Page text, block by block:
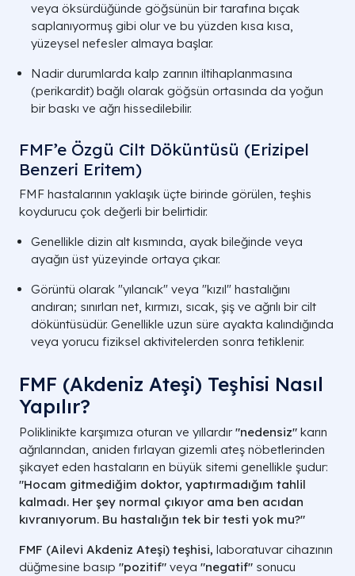
veya öksürdüğünde göğsünün bir tarafına bıçak
saplanıyormuş gibi olur ve bu yüzden kısa kısa,
yüzeysel nefesler almaya başlar.
Nadir durumlarda kalp zarının iltihaplanmasına
(perikardit) bağlı olarak göğsün ortasında da yoğun
bir baskı ve ağrı hissedilebilir.
FMF’e Özgü Cilt Döküntüsü (Erizipel
Benzeri Eritem)
FMF hastalarının yaklaşık üçte birinde görülen, teşhis
koydurucu çok değerli bir belirtidir.
Genellikle dizin alt kısmında, ayak bileğinde veya
ayağın üst yüzeyinde ortaya çıkar.
Görüntü olarak "yılancık" veya "kızıl" hastalığını
andıran; sınırları net, kırmızı, sıcak, şiş ve ağrılı bir cilt
döküntüsüdür. Genellikle uzun süre ayakta kalındığında
veya yorucu fiziksel aktivitelerden sonra tetiklenir.
FMF (Akdeniz Ateşi) Teşhisi Nasıl
Yapılır?
Poliklinikte karşımıza oturan ve yıllardır"nedensiz" karın
ağrılarından, aniden fırlayan gizemli ateş nöbetlerinden
şikayet eden hastaların en büyük sitemi genellikle şudur:
"Hocam gitmediğim doktor, yaptırmadığım tahlil
kalmadı. Her şey normal çıkıyor ama ben acıdan
kıvranıyorum. Bu hastalığın tek bir testi yok mu?"
FMF (Ailevi Akdeniz Ateşi) teşhisi, laboratuvar cihazının
düğmesine basıp "pozitif" veya "negatif" sonucu